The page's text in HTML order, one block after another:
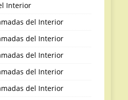
Interior
del Interior
del Interior
del Interior
del Interior
del Interior